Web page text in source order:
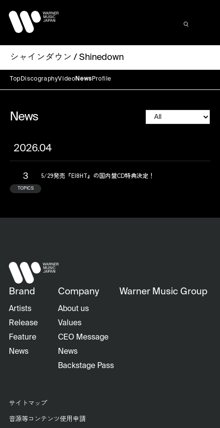
シャインダウン / Shinedown
Top DiscographyVideo NewsProfile
News
2026.04
3
TOPICS
5/29発売『EI8HT』の国内盤CD特典決定！
Brand
Artists
Release
Feature
News
Company
About us
Values
CEO Message
News
Backstage Pass
Warner Music Group
サイトマップ
音源等コンテンツ使用申請